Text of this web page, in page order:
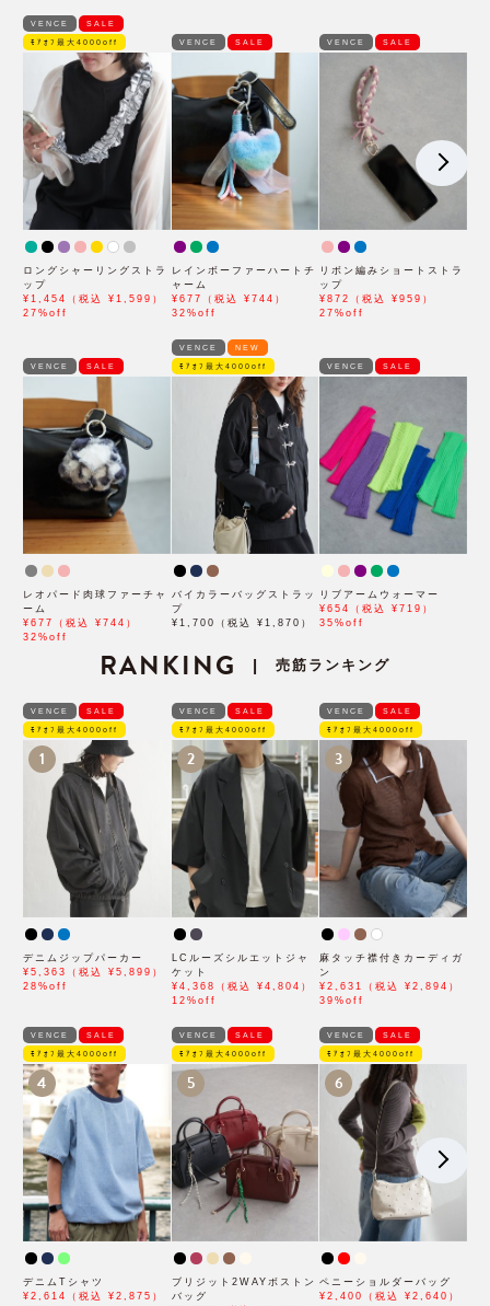
VENCE SALE
ﾓｱｵﾌ最大4000off
ロングシャーリングストラ
ップ
¥1,454（税込 ¥1,599）
27%off
VENCE SALE
レインボーファーハートチ
ャーム
¥677（税込 ¥744）
32%off
VENCE SALE
リボン編みショートストラ
ップ
¥872（税込 ¥959）
27%off
VENCE SALE
レオパード肉球ファーチャ
ーム
¥677（税込 ¥744）
32%off
VENCE NEW
ﾓｱｵﾌ最大4000off
バイカラーバッグストラッ
プ
¥1,700（税込 ¥1,870）
VENCE SALE
リブアームウォーマー
¥654（税込 ¥719）
35%off
RANKING | 売筋ランキング
VENCE SALE
ﾓｱｵﾌ最大4000off
1
デニムジップパーカー
¥5,363（税込 ¥5,899）
28%off
VENCE SALE
ﾓｱｵﾌ最大4000off
2
LCルーズシルエットジャ
ケット
¥4,368（税込 ¥4,804）
12%off
VENCE SALE
ﾓｱｵﾌ最大4000off
3
麻タッチ襟付きカーディガ
ン
¥2,631（税込 ¥2,894）
39%off
VENCE SALE
ﾓｱｵﾌ最大4000off
4
デニムTシャツ
¥2,614（税込 ¥2,875）
VENCE SALE
ﾓｱｵﾌ最大4000off
5
ブリジット2WAYボストン
バッグ
VENCE SALE
ﾓｱｵﾌ最大4000off
6
ペニーショルダーバッグ
¥2,400（税込 ¥2,640）